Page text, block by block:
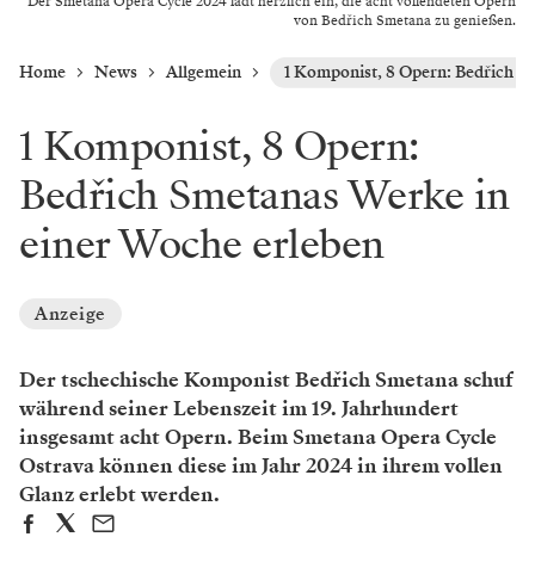
von Bedřich Smetana zu genießen.
Home News Allgemein 1 Komponist, 8 Opern: Bedřich
1 Komponist, 8 Opern:
Bedřich Smetanas Werke in
einer Woche erleben
Anzeige
Der tschechische Komponist Bedřich Smetana schuf
während seiner Lebenszeit im 19. Jahrhundert
insgesamt acht Opern. Beim Smetana Opera Cycle
Ostrava können diese im Jahr 2024 in ihrem vollen
Glanz erlebt werden.